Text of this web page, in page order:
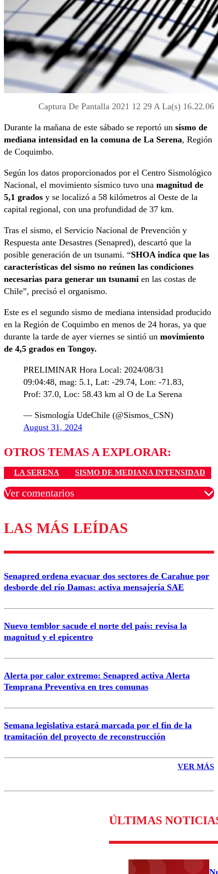
Captura De Pantalla 2021 12 29 A La(s) 16.22.06
Durante la mañana de este sábado se reportó un sismo de
mediana intensidad en la comuna de La Serena, Región
de Coquimbo.
Según los datos proporcionados por el Centro Sismológico
Nacional, el movimiento sísmico tuvo una magnitud de
5,1 grados y se localizó a 58 kilómetros al Oeste de la
capital regional, con una profundidad de 37 km.
Tras el sismo, el Servicio Nacional de Prevención y
Respuesta ante Desastres (Senapred), descartó que la
posible generación de un tsunami. “SHOA indica que las
características del sismo no reúnen las condiciones
necesarias para generar un tsunami en las costas de
Chile”, precisó el organismo.
Este es el segundo sismo de mediana intensidad producido
en la Región de Coquimbo en menos de 24 horas, ya que
durante la tarde de ayer viernes se sintió un movimiento
de 4,5 grados en Tongoy.
PRELIMINAR Hora Local: 2024/08/31
09:04:48, mag: 5.1, Lat: -29.74, Lon: -71.83,
Prof: 37.0, Loc: 58.43 km al O de La Serena
— Sismología UdeChile (@Sismos_CSN)
August 31, 2024
OTROS TEMAS A EXPLORAR:
LA SERENA SISMO DE MEDIANA INTENSIDAD
Ver comentarios
Los comentarios son moderados para garantizar un
diálogo respetuoso.
Nombre
Correo
LAS MÁS LEÍDAS
Senapred ordena evacuar dos sectores de Carahue por
desborde del río Damas: activa mensajería SAE
Nuevo temblor sacude el norte del país: revisa la
magnitud y el epicentro
Alerta por calor extremo: Senapred activa Alerta
Temprana Preventiva en tres comunas
Semana legislativa estará marcada por el fin de la
tramitación del proyecto de reconstrucción
VER MÁS
ÚLTIMAS